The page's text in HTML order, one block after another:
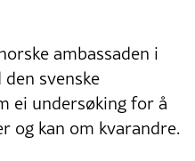
ambassaden i
svenske
ei undersøking for å
og kan om kvarandre.